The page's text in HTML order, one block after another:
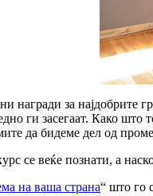
награди за
ги засегаат. Како
да бидеме дел од
се веќе познати, а
на ваша страна“ што го